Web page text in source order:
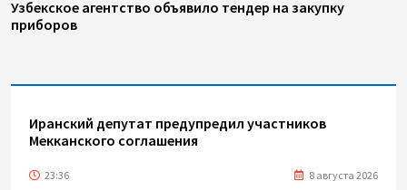
Узбекское агентство объявило тендер на закупку
приборов
Иранский депутат предупредил участников
Мекканского соглашения
23:36 8 августа 2026